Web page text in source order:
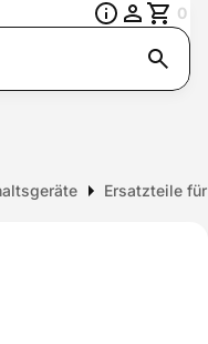
0
Ersatzteile